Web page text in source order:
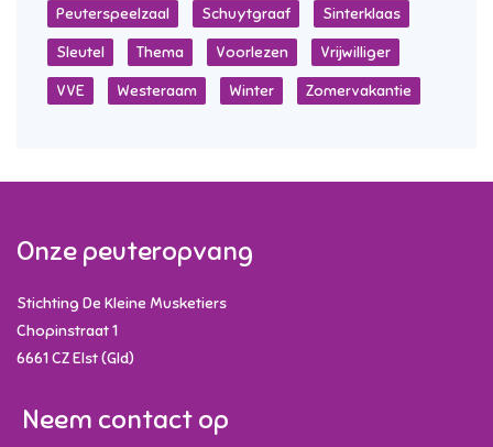
Peuterspeelzaal Schuytgraaf Sinterklaas
Sleutel Thema Voorlezen Vrijwilliger
VVE Westeraam Winter Zomervakantie
Onze peuteropvang
Stichting De Kleine Musketiers
Chopinstraat 1
6661 CZElst (Gld)
Neem contact op